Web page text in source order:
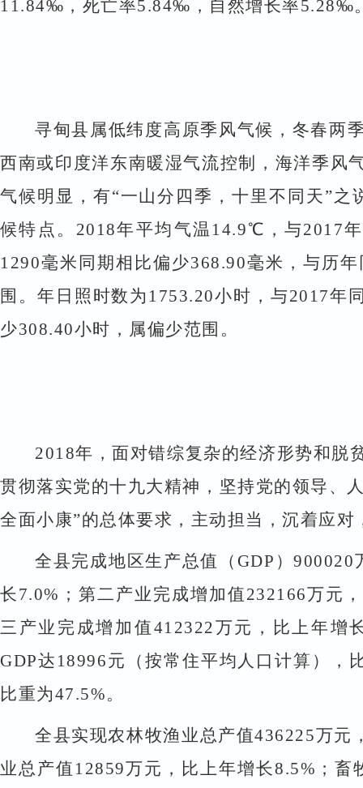
11.84‰，死亡率5.84‰，自然增长率5.28‰
寻甸县属低纬度高原季风气候，冬春两
西南或印度洋东南暖湿气流控制，海洋季风
气候明显，有“一山分四季，十里不同天”之
候特点。 2018年平均气温 14.9℃，与2017
1290毫米同期相比偏少368.90毫米，与历
围。年日照时数为 1753.20小时，与2017年
少308.40小时，属偏少范围。
2018年，面对错综复杂的经济形势和脱
贯彻落实党的十九大精神，坚持党的领导、
全面小康”的总体要求，主动担当，沉着应
全县完成地区生产总值（ GDP ）900020
长 7.0% ；第二产业完成增加值232166万元
三产业完成增加值412322万元，比上年增
GDP达 18996元（按常住平均人口计算），
比重为47.5%。
全县实现农林牧渔业总产值436225万元
业总产值 12859万元，比上年增长8.5% ；畜